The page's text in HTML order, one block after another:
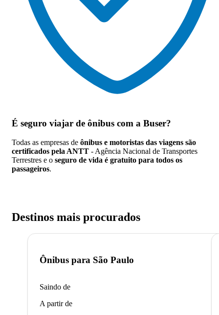
É seguro viajar de ônibus com a Buser?
Todas as empresas de ônibus e motoristas das viagens são
certificados pela ANTT - Agência Nacional de Transportes
Terrestres e o seguro de vida é gratuito para todos os
passageiros.
Destinos mais procurados
Ônibus para São Paulo
Saindo de
A partir de